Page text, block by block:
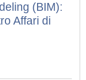
(BIM):
Affari di